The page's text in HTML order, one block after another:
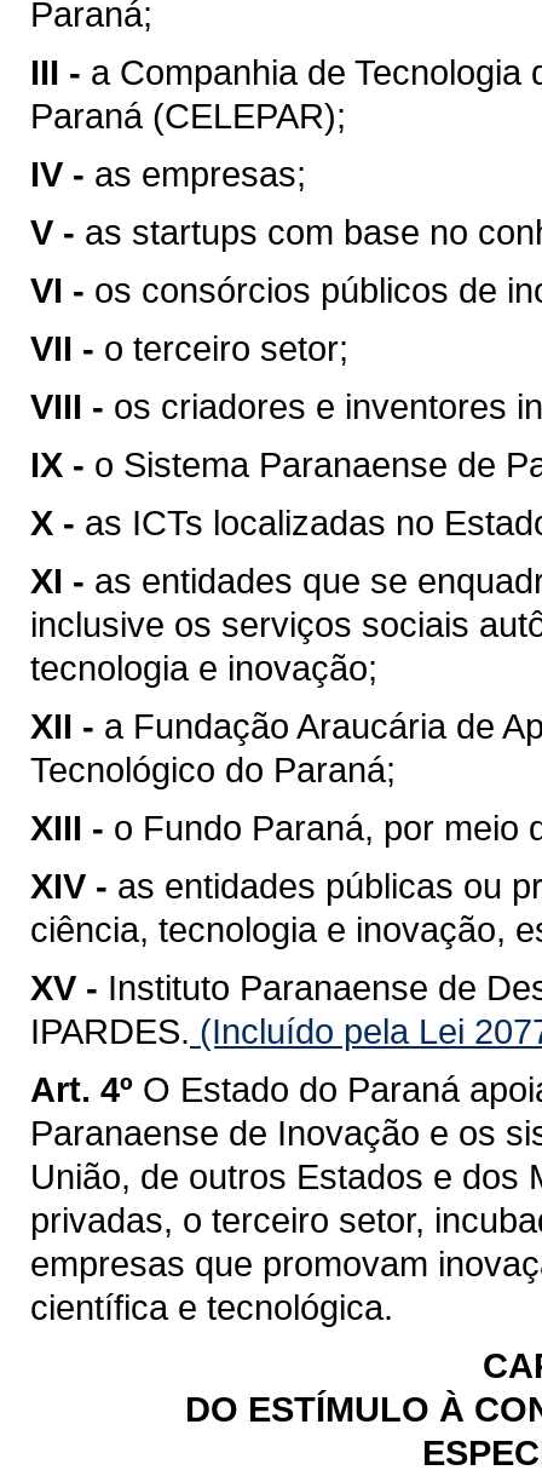
Paraná;
III - a Companhia de
Paraná (CELEPAR);
IV - as empresas;
V - as startups com base no
VI - os consórcios públicos de
VII - o terceiro setor;
VIII - os criadores e inventores
IX - o Sistema Paranaense de
X - as ICTs localizadas no
XI - as entidades que se
inclusive os serviços sociais
tecnologia e inovação;
XII - a Fundação Araucária de
Tecnológico do Paraná;
XIII - o Fundo Paraná, por meio
XIV - as entidades públicas ou
ciência, tecnologia e inovação,
XV - Instituto Paranaense de
IPARDES. (Incluído pela Lei
Art. 4º O Estado do Paraná
Paranaense de Inovação e os
União, de outros Estados e dos
privadas, o terceiro setor,
empresas que promovam
científica e tecnológica.
DO ESTÍMULO À